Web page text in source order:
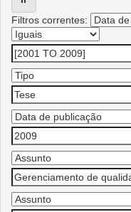
Filtros correntes: